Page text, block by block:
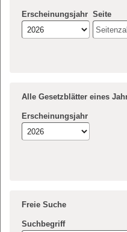
Erscheinungsjahr Seite
Alle Gesetzblätter eines
Erscheinungsjahr
Freie Suche
Suchbegriff